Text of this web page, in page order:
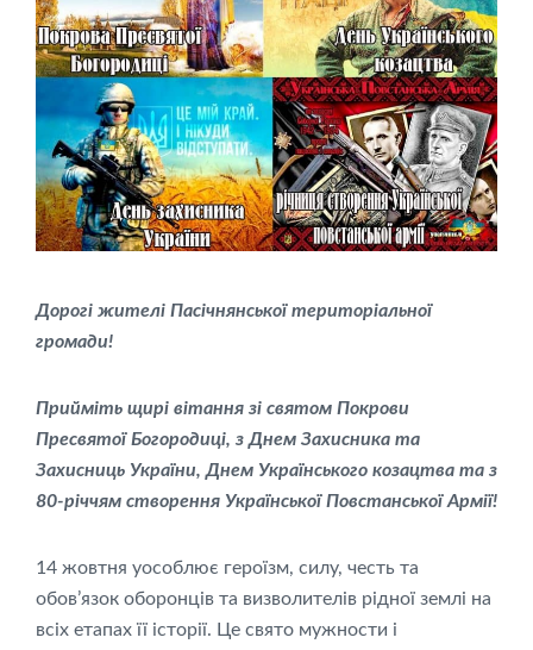
Дорогі жителі Пасічнянської територіальної
громади!
Прийміть щирі вітання зі святом Покрови
Пресвятої Богородиці, з Днем Захисника та
Захисниць України, Днем Українського козацтва та з
80-річчям створення Української Повстанської Армії!
14 жовтня уособлює героїзм, силу, честь та
обов’язок оборонців та визволителів рідної землі на
всіх етапах її історії. Це свято мужности і